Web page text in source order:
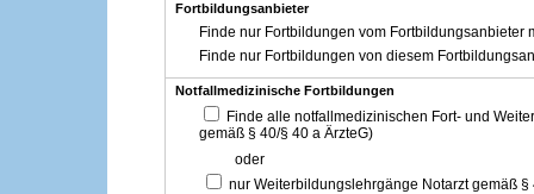
Fortbildungsanbieter
Finde nur Fortbildungen vom Fortbildungsanbieter
Finde nur Fortbildungen von diesem
Notfallmedizinische Fortbildungen
Finde alle notfallmedizinischen Fort- und
gemäß § 40/§ 40 a ÄrzteG)
oder
nur Weiterbildungslehrgänge Notarzt gemäß §